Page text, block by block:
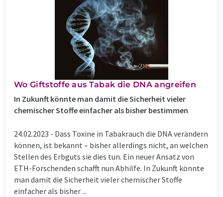
Wo Giftstoffe aus Tabak die DNA angreifen
In Zukunft könnte man damit die Sicherheit vieler
chemischer Stoffe einfacher als bisher bestimmen
24.02.2023 - Dass Toxine in Tabakrauch die DNA verändern
können, ist bekannt – bisher allerdings nicht, an welchen
Stellen des Erbguts sie dies tun. Ein neuer Ansatz von
ETH-​Forschenden schafft nun Abhilfe. In Zukunft könnte
man damit die Sicherheit vieler chemischer Stoffe
einfacher als bisher ...